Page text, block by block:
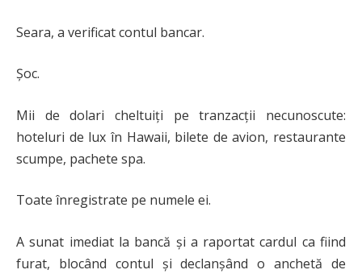
Seara, a verificat contul bancar.
Șoc.
Mii de dolari cheltuiți pe tranzacții necunoscute:
hoteluri de lux în Hawaii, bilete de avion, restaurante
scumpe, pachete spa.
Toate înregistrate pe numele ei.
A sunat imediat la bancă și a raportat cardul ca fiind
furat, blocând contul și declanșând o anchetă de